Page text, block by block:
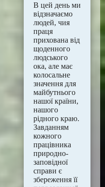
В цей день ми
відзначаємо
людей, чия
праця
прихована від
щоденного
людського
ока, але має
колосальне
значення для
майбутнього
нашої країни,
нашого
рідного краю.
Завданням
кожного
працівника
природно-
заповідної
справи є
збереження її